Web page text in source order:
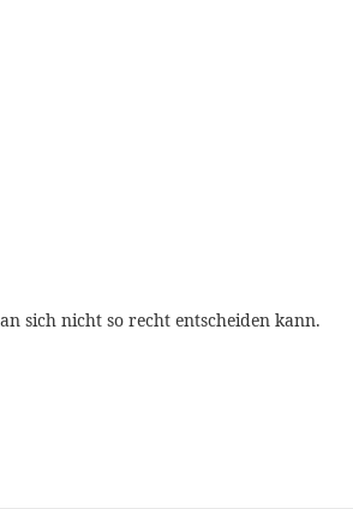
sich nicht so recht entscheiden kann.